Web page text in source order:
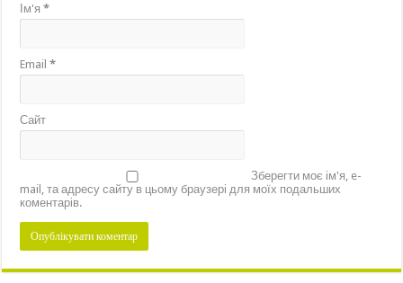
Ім'я*
Email*
Сайт
Зберегти моє ім'я, e-
mail, та адресу сайту в цьому браузері для моїх подальших
коментарів.